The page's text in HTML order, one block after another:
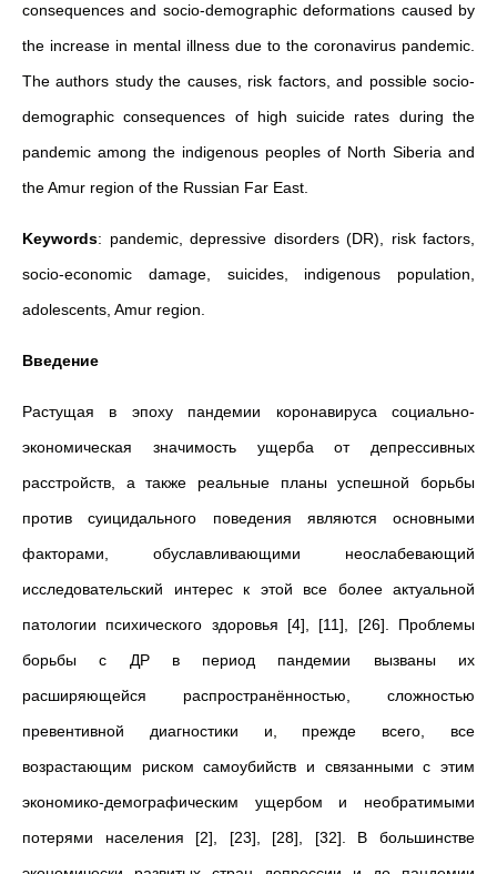
consequences and socio-demographic deformations caused by
the increase in mental illness due to the coronavirus pandemic.
The authors study the causes, risk factors, and possible socio-
demographic consequences of high suicide rates during the
pandemic among the indigenous peoples of North Siberia and
the Amur region of the Russian Far East.
Keywords: pandemic, depressive disorders (DR), risk factors,
socio-economic damage, suicides, indigenous population,
adolescents, Amur region.
Введение
Растущая в эпоху пандемии коронавируса социально-
экономическая значимость ущерба от депрессивных
расстройств, а также реальные планы успешной борьбы
против суицидального поведения являются основными
факторами, обуславливающими неослабевающий
исследовательский интерес к этой все более актуальной
патологии психического здоровья [4], [11], [26]. Проблемы
борьбы с ДР в период пандемии вызваны их
расширяющейся распространённостью, сложностью
превентивной диагностики и, прежде всего, все
возрастающим риском самоубийств и связанными с этим
экономико-демографическим ущербом и необратимыми
потерями населения [2], [23], [28], [32]. В большинстве